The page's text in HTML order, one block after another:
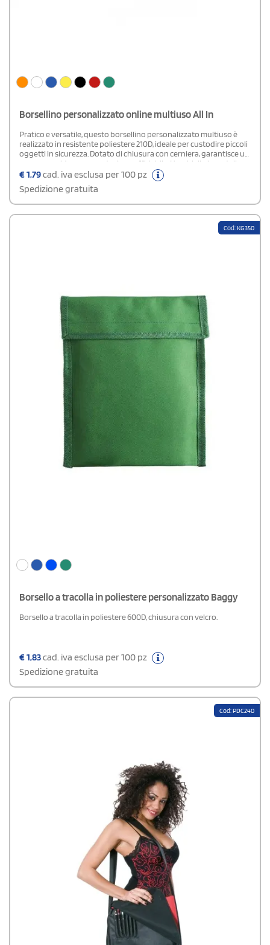
Borsellino personalizzato online multiuso All In
Pratico e versatile, questo borsellino personalizzato multiuso è
realizzato in resistente poliestere 210D, ideale per custodire piccoli
oggetti in sicurezza. Dotato di chiusura con cerniera, garantisce un
accesso rapido e una protezione affidabile. L’occhiello in metallo e
il laccetto con gancio lo rendono perfetto da portare al collo o da
€1,79cad. iva esclusa per 100 pz
Spedizione gratuita
Cod: KG350
Borsello a tracolla in poliestere personalizzato Baggy
Borsello a tracolla in poliestere 600D, chiusura con velcro.
€1,83cad. iva esclusa per 100 pz
Spedizione gratuita
Cod: PDC240